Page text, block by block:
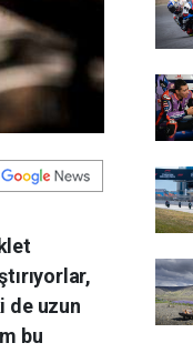
de uzun
bu